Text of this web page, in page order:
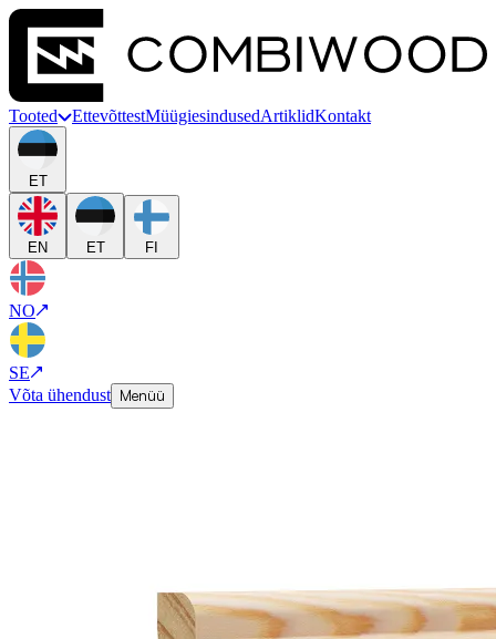
Tooted EttevõttestMüügiesindusedArtiklidKontakt
ET
EN ET FI
NO
SE
Võta ühendust Menüü